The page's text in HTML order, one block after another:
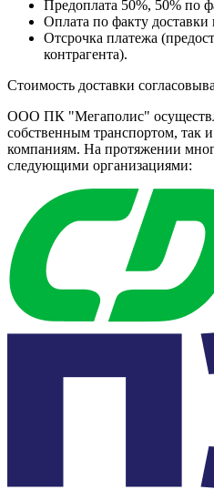
Предоплата 50%, 50% по
Оплата по факту
Отсрочка платежа
контрагента).
Стоимость доставки
ООО ПК "Мегаполис"
собственным транспортом, так
компаниям. На протяжении
следующими организациями: